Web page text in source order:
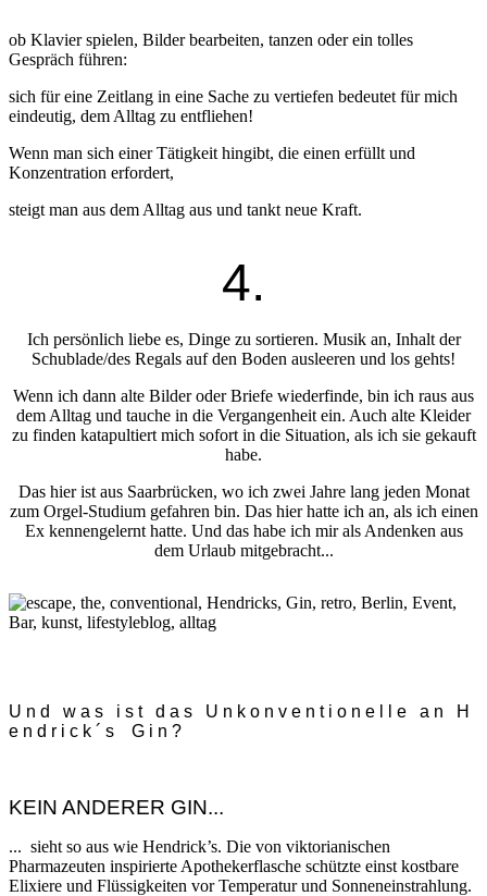
ob Klavier spielen, Bilder bearbeiten, tanzen oder ein tolles
Gespräch führen:
sich für eine Zeitlang in eine Sache zu vertiefen bedeutet für mich
eindeutig, dem Alltag zu entfliehen!
Wenn man sich einer Tätigkeit hingibt, die einen erfüllt und
Konzentration erfordert,
steigt man aus dem Alltag aus und tankt neue Kraft.
4.
Ich persönlich liebe es, Dinge zu sortieren. Musik an, Inhalt der
Schublade/des Regals auf den Boden ausleeren und los gehts!
Wenn ich dann alte Bilder oder Briefe wiederfinde, bin ich raus aus
dem Alltag und tauche in die Vergangenheit ein. Auch alte Kleider
zu finden katapultiert mich sofort in die Situation, als ich sie gekauft
habe.
Das hier ist aus Saarbrücken, wo ich zwei Jahre lang jeden Monat
zum Orgel-Studium gefahren bin. Das hier hatte ich an, als ich einen
Ex kennengelernt hatte. Und das habe ich mir als Andenken aus
dem Urlaub mitgebracht...
U n d w a s i s t d a s U n k o n v e n t i o n e l l e a n H
e n d r i c k ´ s G i n ?
KEIN ANDERER GIN...
... sieht so aus wie Hendrick’s. Die von viktorianischen
Pharmazeuten inspirierte Apothekerflasche schützte einst kostbare
Elixiere und Flüssigkeiten vor Temperatur und Sonneneinstrahlung.